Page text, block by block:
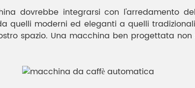
dovrebbe integrarsi con l'arredamento
quelli moderni ed eleganti a quelli
spazio. Una macchina ben progettata